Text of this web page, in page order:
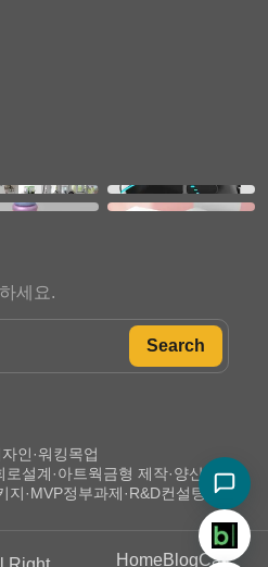
세요.
Search
인·워킹목업
로설계·아트웍 금형 제작·양산 준비
지·MVP정부과제·R&D컨설팅
HomeBlogCall